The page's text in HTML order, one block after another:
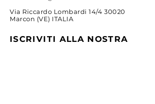
Via Riccardo Lombardi 14/4 30020
Marcon (VE) ITALIA
ISCRIVITI ALLA NOSTRA